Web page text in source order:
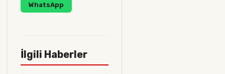
WhatsApp
İlgili Haberler